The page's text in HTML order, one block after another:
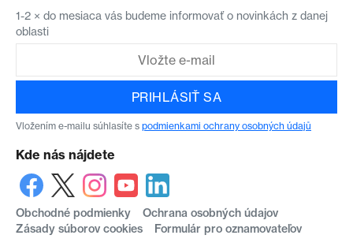
1-2 × do mesiaca vás budeme informovať o novinkách z danej
oblasti
PRIHLÁSIŤ SA
Vložením e-mailu súhlasíte s podmienkami ochrany osobných údajů
Kde nás nájdete
Obchodné podmienky
Ochrana osobných údajov
Zásady súborov cookies
Formulár pro oznamovateľov